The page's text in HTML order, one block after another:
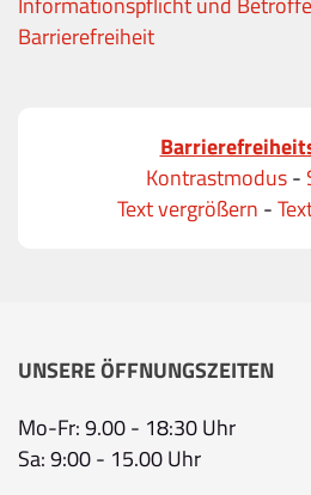
Barrierefreiheit
Kontrastmodus-
Text vergrößern -
UNSERE ÖFFNUNGSZEITEN
Mo-Fr: 9.00 - 18:30 Uhr
Sa: 9:00 - 15.00 Uhr